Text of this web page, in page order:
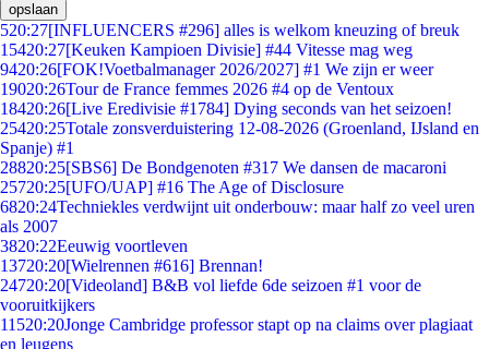
opslaan
520:27[INFLUENCERS #296] alles is welkom kneuzing of breuk
15420:27[Keuken Kampioen Divisie] #44 Vitesse mag weg
9420:26[FOK!Voetbalmanager 2026/2027] #1 We zijn er weer
19020:26Tour de France femmes 2026 #4 op de Ventoux
18420:26[Live Eredivisie #1784] Dying seconds van het seizoen!
25420:25Totale zonsverduistering 12-08-2026 (Groenland, IJsland en
Spanje) #1
28820:25[SBS6] De Bondgenoten #317 We dansen de macaroni
25720:25[UFO/UAP] #16 The Age of Disclosure
6820:24Techniekles verdwijnt uit onderbouw: maar half zo veel uren
als 2007
3820:22Eeuwig voortleven
13720:20[Wielrennen #616] Brennan!
24720:20[Videoland] B&B vol liefde 6de seizoen #1 voor de
vooruitkijkers
11520:20Jonge Cambridge professor stapt op na claims over plagiaat
en leugens